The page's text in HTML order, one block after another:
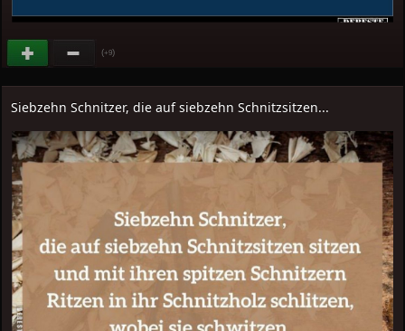
(+9)
Siebzehn Schnitzer, die auf siebzehn Schnitzsitzen...